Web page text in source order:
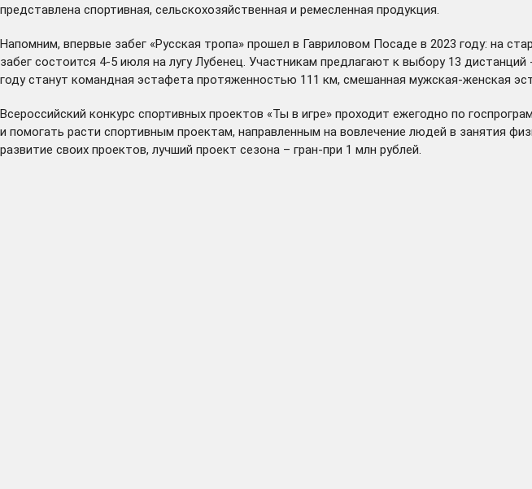
представлена спортивная, сельскохозяйственная и ремесленная продукция.
Напомним, впервые забег «Русская тропа» прошел в Гавриловом Посаде в 2023 году: на
забег состоится 4-5 июля на лугу Лубенец. Участникам предлагают к выбору 13
году станут командная эстафета протяженностью 111 км, смешанная мужская-женская
Всероссийский конкурс спортивных проектов «Ты в игре» проходит ежегодно по
и помогать расти спортивным проектам, направленным на вовлечение людей в занятия
развитие своих проектов, лучший проект сезона – гран-при 1 млн рублей.